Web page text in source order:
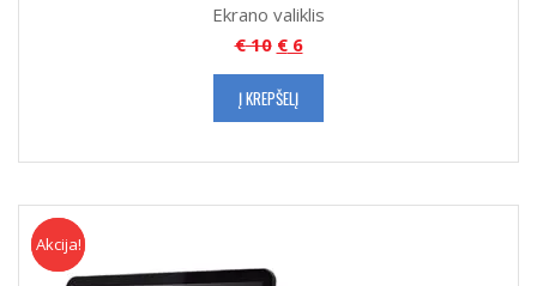
Ekrano valiklis
€10 €6
Į KREPŠELĮ
Akcija
Akcija!